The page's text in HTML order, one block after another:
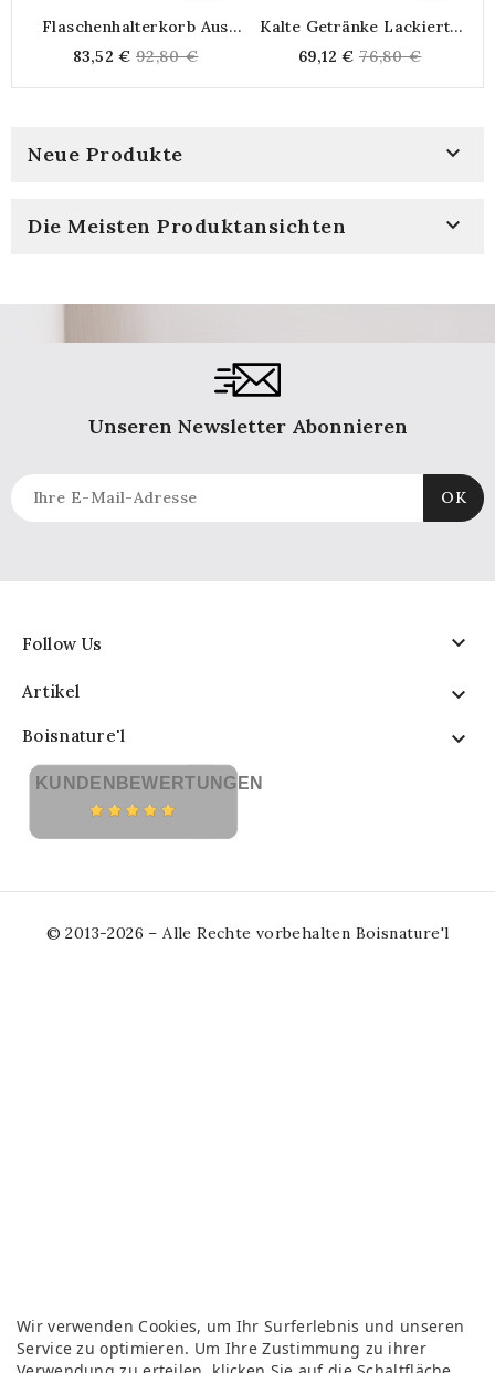
Flaschenhalterkorb Aus
83,52 € Regular
price
92,80 €
Kalte Getränke Lackierte
Lampagne-Waschbecken,
Bier Und Weinlesewein Mit
69,12 € Regular
price
76,80 €
Neue Produkte 
Die Meisten Produktansichten 
Unseren Newsletter Abonnieren
Follow Us 
Artikel 
Boisnature'l 
Wir verwenden Cookies, um Ihr Surferlebnis und unseren
Service zu optimieren. Um Ihre Zustimmung zu ihrer
KUNDENBEWERTUNGEN
© 2013-2026 – Alle Rechte vorbehalten Boisnature'l